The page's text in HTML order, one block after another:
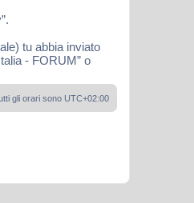
tu abbia inviato
- FORUM” o
gli orari sono UTC+02:00